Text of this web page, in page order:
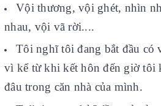
Vội thương, vội ghét, nhìn
nhau, vội vã rời....
Tôi nghĩ tôi đang bắt đầu có
vì kể từ khi kết hôn đến giờ tôi
đâu trong căn nhà của mình.